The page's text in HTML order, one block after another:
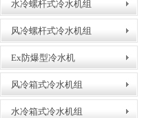
水冷螺杆式冷水机组
风冷螺杆式冷水机组
Ex防爆型冷水机
风冷箱式冷水机组
水冷箱式冷水机组